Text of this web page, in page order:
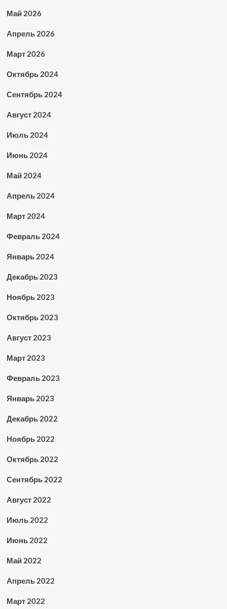
Май 2026
Апрель 2026
Март 2026
Октябрь 2024
Сентябрь 2024
Август 2024
Июль 2024
Июнь 2024
Май 2024
Апрель 2024
Март 2024
Февраль 2024
Январь 2024
Декабрь 2023
Ноябрь 2023
Октябрь 2023
Август 2023
Март 2023
Февраль 2023
Январь 2023
Декабрь 2022
Ноябрь 2022
Октябрь 2022
Сентябрь 2022
Август 2022
Июль 2022
Июнь 2022
Май 2022
Апрель 2022
Март 2022